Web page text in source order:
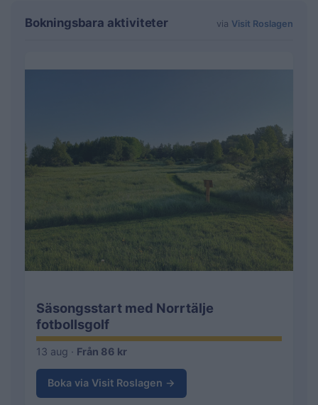
Bokningsbara aktiviteter via Visit Roslagen
Säsongsstart med Norrtälje
fotbollsgolf
13 aug · Från 86 kr
Boka via Visit Roslagen →